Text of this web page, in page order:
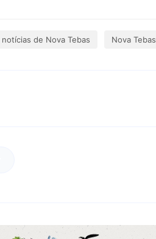
notícias de Nova Tebas Nova Tebas